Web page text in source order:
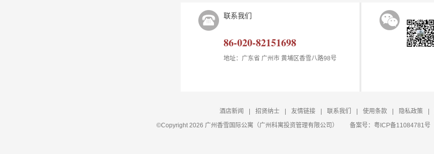
联系我们
86-020-82151698
地址：广东省 广州市 黄埔区香雪八路98号
酒店新闻 招贤纳士 友情链接 联系我们 使用条款 隐私政策
©Copyright 2026 广州香雪国际公寓（广州科寓投资管理有限公司）
备案号： 粤ICP备11084781号